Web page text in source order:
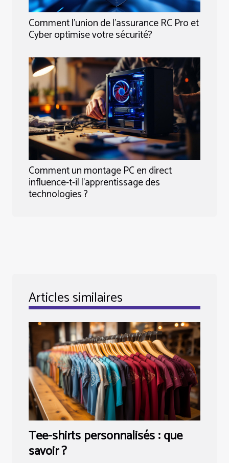
Comment l'union de l'assurance RC Pro et
Cyber optimise votre sécurité?
Comment un montage PC en direct
influence-t-il l'apprentissage des
technologies ?
Articles similaires
Tee-shirts personnalisés : que
savoir ?